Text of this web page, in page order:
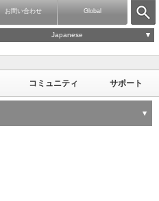
お問い合わせ Global
Japanese
コミュニティ サポート